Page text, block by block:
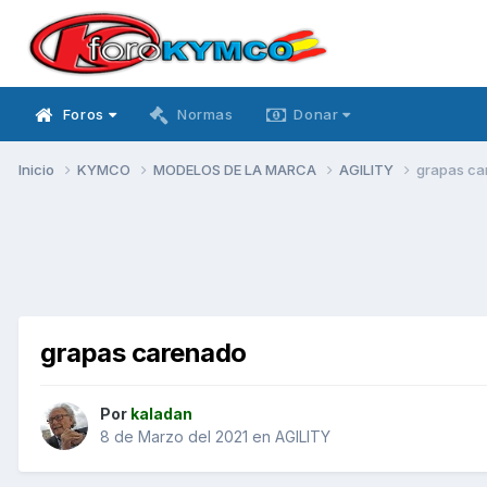
Foros Normas Donar
Inicio KYMCO MODELOS DE LA MARCA AGILITY grapas
grapas carenado
Por kaladan
8 de Marzo del 2021 en AGILITY